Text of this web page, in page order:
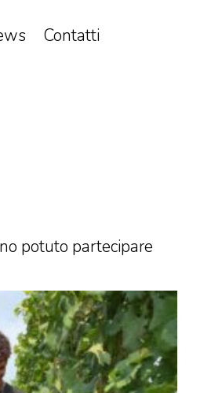
Contatti
potuto partecipare